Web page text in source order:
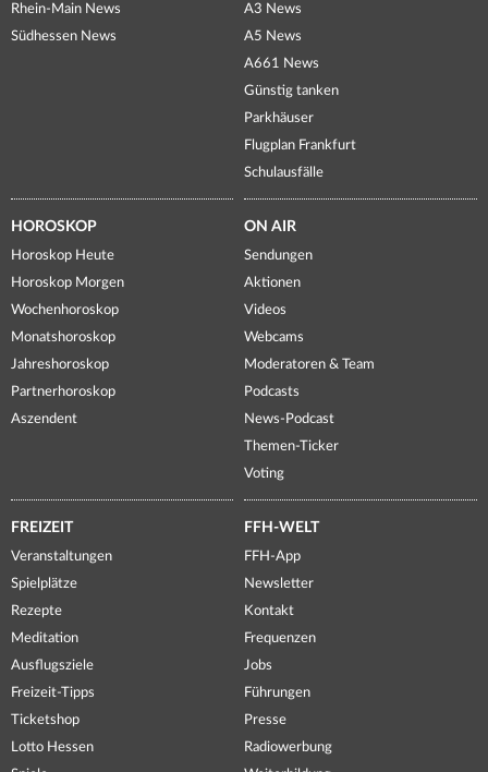
Rhein-Main News
Südhessen News
A3 News
A5 News
A661 News
Günstig tanken
Parkhäuser
Flugplan Frankfurt
Schulausfälle
HOROSKOP
Horoskop Heute
Horoskop Morgen
Wochenhoroskop
Monatshoroskop
Jahreshoroskop
Partnerhoroskop
Aszendent
ON AIR
Sendungen
Aktionen
Videos
Webcams
Moderatoren & Team
Podcasts
News-Podcast
Themen-Ticker
Voting
FREIZEIT
Veranstaltungen
Spielplätze
Rezepte
Meditation
Ausflugsziele
Freizeit-Tipps
Ticketshop
Lotto Hessen
FFH-WELT
FFH-App
Newsletter
Kontakt
Frequenzen
Jobs
Führungen
Presse
Radiowerbung